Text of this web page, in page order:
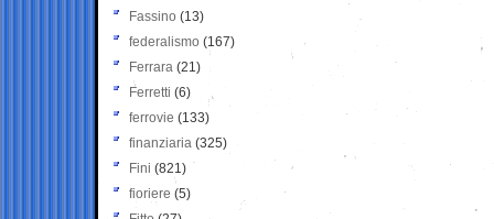
Fassino (13)
federalismo (167)
Ferrara (21)
Ferretti (6)
ferrovie (133)
finanziaria (325)
Fini (821)
fioriere (5)